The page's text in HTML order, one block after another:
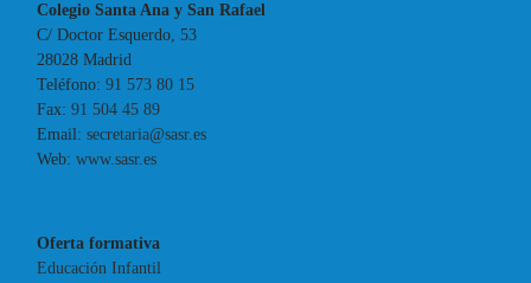
Colegio Santa Ana y San Rafael
C/ Doctor Esquerdo, 53
28028 Madrid
Teléfono:91 573 80 15
Fax:91 504 45 89
Email:secretaria@sasr.es
Web:www.sasr.es
Oferta formativa
Educación Infantil